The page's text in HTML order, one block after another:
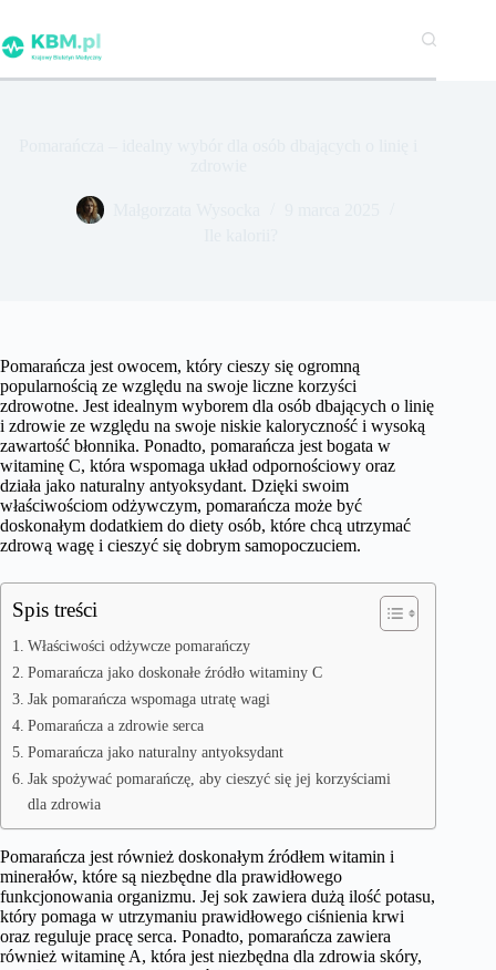
treści
Pomarańcza jest owocem, który cieszy się ogromną
popularnością ze względu na swoje liczne korzyści
zdrowotne. Jest idealnym wyborem dla osób dbających o linię
i zdrowie ze względu na swoje niskie kaloryczność i wysoką
zawartość błonnika. Ponadto, pomarańcza jest bogata w
witaminę C, która wspomaga układ odpornościowy oraz
działa jako naturalny antyoksydant. Dzięki swoim
właściwościom odżywczym, pomarańcza może być
doskonałym dodatkiem do diety osób, które chcą utrzymać
zdrową wagę i cieszyć się dobrym samopoczuciem.
Spis treści
Właściwości odżywcze pomarańczy
Pomarańcza jako doskonałe źródło witaminy C
Jak pomarańcza wspomaga utratę wagi
Pomarańcza a zdrowie serca
Pomarańcza jako naturalny antyoksydant
Jak spożywać pomarańczę, aby cieszyć się jej korzyściami
dla zdrowia
Pomarańcza jest również doskonałym źródłem witamin i
minerałów, które są niezbędne dla prawidłowego
funkcjonowania organizmu. Jej sok zawiera dużą ilość potasu,
który pomaga w utrzymaniu prawidłowego ciśnienia krwi
oraz reguluje pracę serca. Ponadto, pomarańcza zawiera
również witaminę A, która jest niezbędna dla zdrowia skóry,